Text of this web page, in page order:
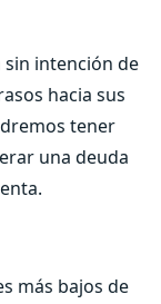
sin intención de
hacia sus
tener
una deuda
más bajos de